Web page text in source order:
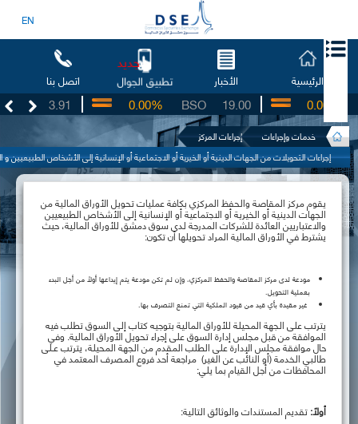
EN
الرئيسية الأخبار تطبيق الجوال
جديد
اتصل بنا
3.91
UG 19.00
BSO
0.00% 0.00%
خدمات وإجراءات
إجراءات المركز
إجراءات التحويلات من الجهات الدينية أو الخيرية أو الاجتماعية أو الإنسانية إلى الأشخاص
يقوم مركز المقاصة والحفظ المركزي بكافة عمليات تحويل الأوراق المالية من
الجهات الدينية أو الخيرية أو الاجتماعية أو الإنسانية إلى الأشخاص الطبيعيين
والاعتباريين العائدة للشركات المدرجة لدى سوق دمشق للأوراق المالية، حيث
يشترط في الأوراق المالية المراد تحويلها أن تكون:
مودعة لدى مركز المقاصة والحفظ المركزي، وإن لم تكن مودعة يتم إيداعها أولاً من أجل البدء
بعملية التحويل.
غير مقيدة بأي قيد من قيود الملكية التي تمنع التصرف بها.
يترتب على الجهة المحيلة للأوراق المالية بتوجيه كتاب إلى السوق تطلب فيه
الموافقة من قبل مجلس إدارة السوق على إجراء تحويل الأوراق المالية. وفي
حال موافقة مجلس الإدارة على الطلب المقدم من الجهة المحيلة، يترتب عـلى
طالبي الخدمة (أو النائب عن الغير) مراجعة أحد فروع المصرف المعتمد في
المحافظات من أجل القيام بما يلي:
أولاً:تقديم المستندات والوثائق التالية: